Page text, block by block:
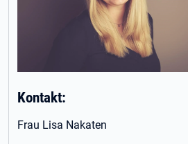
Kontakt:
Frau Lisa Nakaten